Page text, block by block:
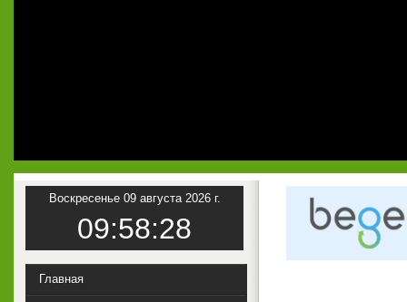
Воскресенье 09 августа 2026 г.
09:58:29
Главная